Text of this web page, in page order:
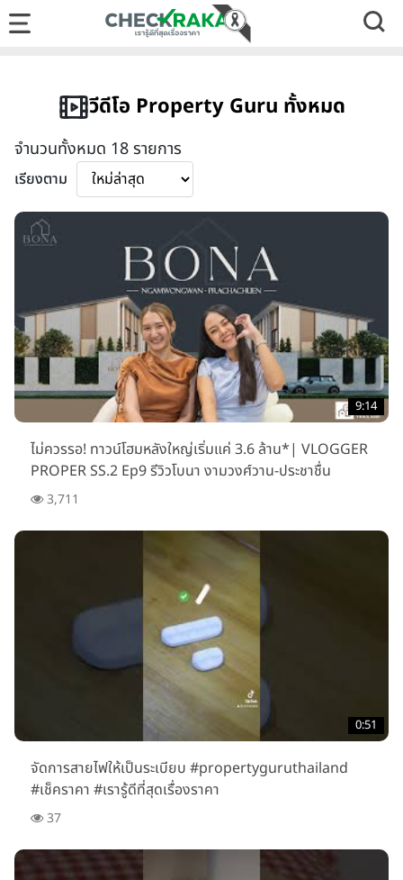
วีดีโอ Property Guru ทั้งหมด
จำนวนทั้งหมด 18 รายการ
เรียงตาม
9:14
ไม่ควรรอ! ทาวน์โฮมหลังใหญ่เริ่มแค่ 3.6 ล้าน*| VLOGGER
PROPER SS.2 Ep9 รีวิวโบนา งามวงศ์วาน-ประชาชื่น
3,711
0:51
จัดการสายไฟให้เป็นระเบียบ #propertyguruthailand
#เช็คราคา #เรารู้ดีที่สุดเรื่องราคา
37